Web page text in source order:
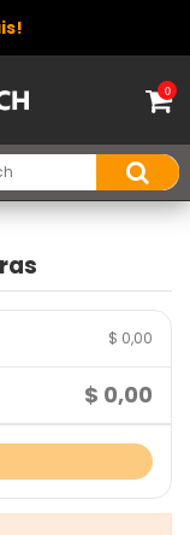
0
$ 0,00
$ 0,00